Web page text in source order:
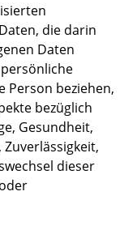
die darin
Daten
Person beziehen,
bezüglich
Gesundheit,
dieser